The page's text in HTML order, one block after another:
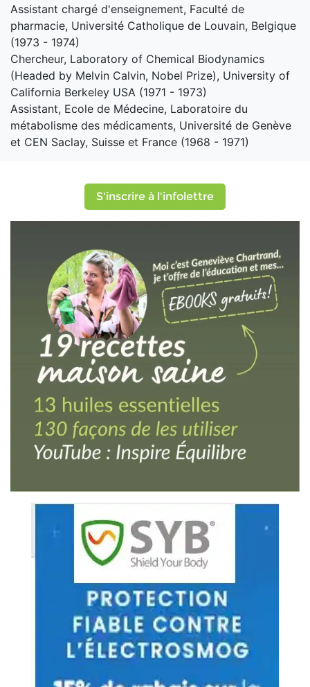
Assistant chargé d'enseignement, Faculté de
pharmacie, Université Catholique de Louvain, Belgique
(1973 - 1974)
Chercheur, Laboratory of Chemical Biodynamics
(Headed by Melvin Calvin, Nobel Prize), University of
California Berkeley USA (1971 - 1973)
Assistant, Ecole de Médecine, Laboratoire du
métabolisme des médicaments, Université de Genève
et CEN Saclay, Suisse et France (1968 - 1971)
S'inscrire à l'infolettre